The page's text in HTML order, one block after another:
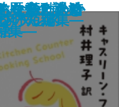
事件
滞在記
を変えた奇
やかし退治
の短編集―
―激動の時
―
歴史の謎を
呼んだ
タンス
なかったか
集―